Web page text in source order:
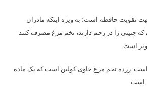
تقویت حافظه است؛ به ویژه اینکه مادران
که جنینی را در رحم دارند، تخم مرغ مصرف کنند
است.
است. زرده تخم مرغ حاوی کولین است که یک ماده
است.